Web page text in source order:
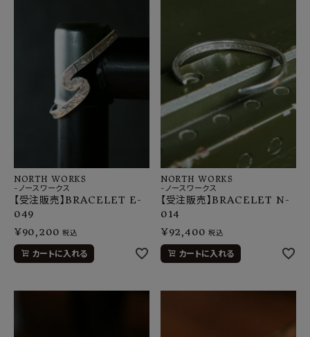
NORTH WORKS
-ノースワークス
【受注販売】BRACELET E-
049
¥90,200 税込
カートに入れる
NORTH WORKS
-ノースワークス
【受注販売】BRACELET N-
014
¥92,400 税込
カートに入れる